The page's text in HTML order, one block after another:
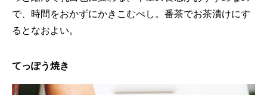
で、時間をおかずにかきこむべし。番茶でお茶漬けにす
るとなおよい。
てっぽう焼き